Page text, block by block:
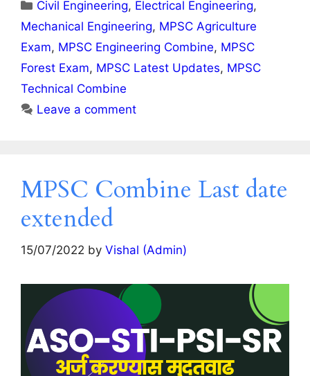
Categories
Civil Engineering, Electrical Engineering,
Mechanical Engineering, MPSC Agriculture
Exam, MPSC Engineering Combine, MPSC
Forest Exam, MPSC Latest Updates, MPSC
Technical Combine
Leave a comment
MPSC Combine Last date
extended
15/07/2022 by Vishal (Admin)